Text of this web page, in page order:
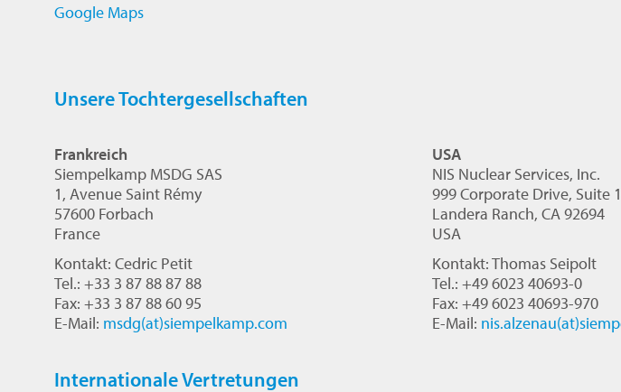
Google Maps
Unsere Tochtergesellschaften
Frankreich
Siempelkamp MSDG SAS
1, Avenue Saint Rémy
57600 Forbach
France
Kontakt: Cedric Petit
Tel.: +33 3 87 88 87 88
Fax: +33 3 87 88 60 95
E-Mail: msdg(at)siempelkamp.com
USA
NIS Nuclear Services, Inc.
999 Corporate Drive, Suite
Landera Ranch, CA 92694
USA
Kontakt: Thomas Seipolt
Tel.: +49 6023 40693-0
Fax: +49 6023 40693-970
E-Mail:
Internationale Vertretungen